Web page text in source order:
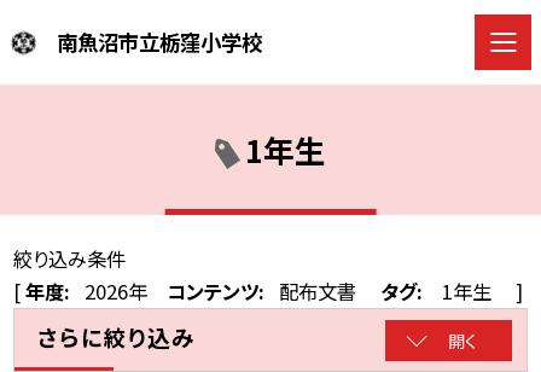
南魚沼市立栃窪小学校
1年生
絞り込み条件
[年度: 2026年 コンテンツ: 配布文書 タグ: 1年生 ]
さらに絞り込み 開く